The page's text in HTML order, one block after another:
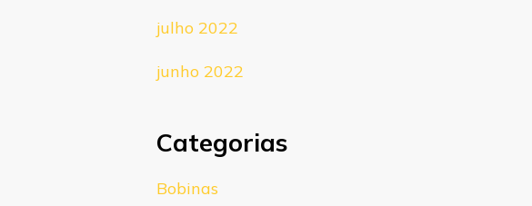
julho 2022
junho 2022
Categorias
Bobinas